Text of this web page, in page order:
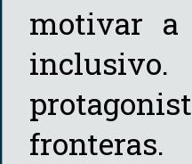
motivar a
fronteras.